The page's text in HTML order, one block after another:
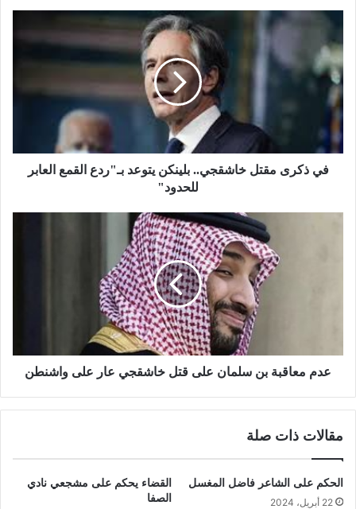
في ذكرى مقتل خاشقجي.. بلينكن يتوعد بـ"ردع القمع العابر
للحدود"
عدم معاقبة بن سلمان على قتل خاشقجي عار على واشنطن
مقالات ذات صلة
الحكم على الشاعر فاضل المغسل
22 أبريل، 2024
القضاء يحكم على مشجعي نادي
الصفا